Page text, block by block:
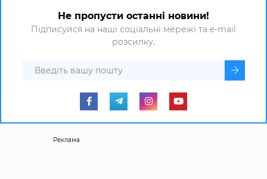
Не пропусти останні новини!
Підписуйся на наші соціальні мережі та e-mail
розсилку.
Реклама